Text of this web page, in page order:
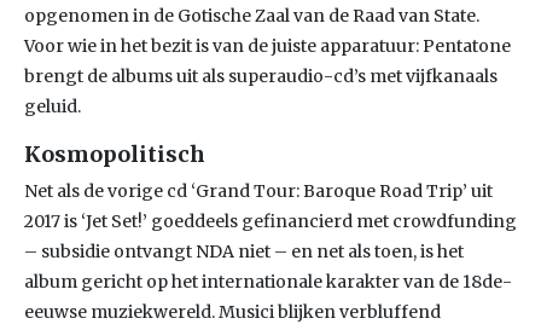
opgenomen in de Gotische Zaal van de Raad van State.
Voor wie in het bezit is van de juiste apparatuur: Pentatone
brengt de albums uit als superaudio-cd’s met vijfkanaals
geluid.
Kosmopolitisch
Net als de vorige cd ‘Grand Tour: Baroque Road Trip’ uit
2017 is ‘Jet Set!’ goeddeels gefinancierd met crowdfunding
– subsidie ontvangt NDA niet – en net als toen, is het
album gericht op het internationale karakter van de 18de-
eeuwse muziekwereld. Musici blijken verbluffend